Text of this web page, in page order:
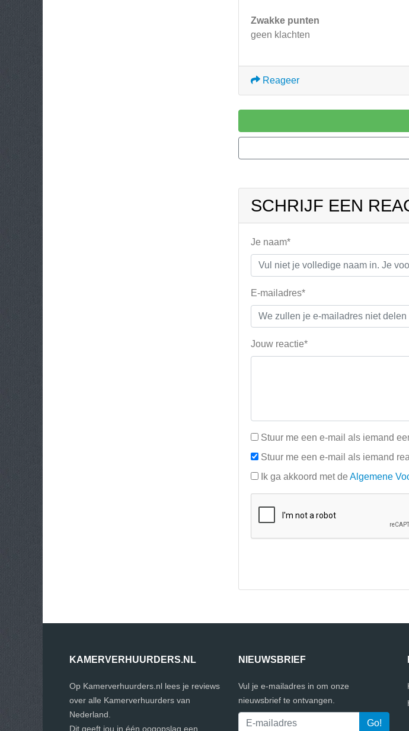
Zwakke punten
geen klachten
Reageer
SCHRIJF EEN
Je naam*
E-mailadres*
Jouw reactie*
Stuur me een e-mail als iemand
Stuur me een e-mail als iemand
Ik ga akkoord met de Algemene
KAMERVERHUURDERS.NL
Op Kamerverhuurders.nl lees je reviews
over alle Kamerverhuurders van
Nederland.
Dit geeft jou in één oogopslag een
NIEUWSBRIEF
Vul je e-mailadres in om onze
nieuwsbrief te ontvangen.